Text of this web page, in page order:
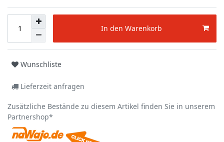
In den Warenkorb
Wunschliste
Lieferzeit anfragen
Zusätzliche Bestände zu diesem Artikel finden Sie in unserem
Partnershop*